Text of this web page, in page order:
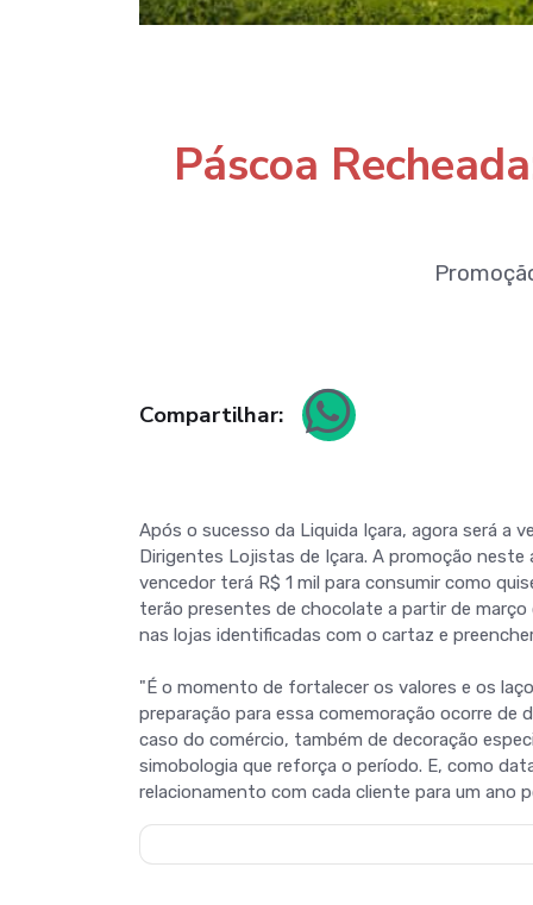
Páscoa
Compartilhar:
Após o sucesso da Liquida Içara, agora será a
Dirigentes Lojistas de Içara. A promoção
vencedor terá R$ 1 mil para consumir como
terão presentes de chocolate a partir de
nas lojas identificadas com o cartaz e
"É o momento de fortalecer os valores e os
preparação para essa comemoração ocorre
caso do comércio, também de decoração
simobologia que reforça o período. E, como
relacionamento com cada cliente para um ano